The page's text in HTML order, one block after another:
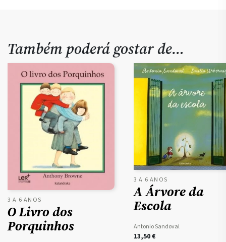
Também poderá gostar de…
3 A 6 ANOS
O Livro dos
Porquinhos
3 A 6 ANOS
A Árvore da
Escola
Antonio Sandoval
13,50€